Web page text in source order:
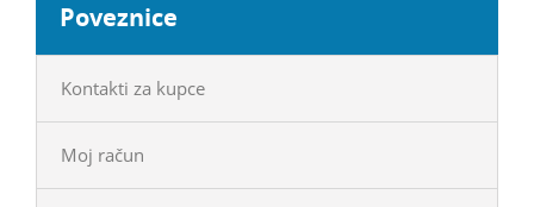
Poveznice
Kontakti za kupce
Moj račun